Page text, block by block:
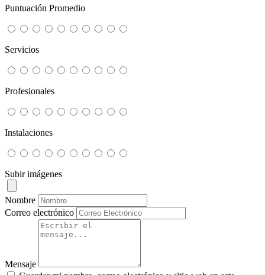
Puntuación Promedio
Servicios
Profesionales
Instalaciones
Subir imágenes
Nombre
Correo electrónico
Mensaje